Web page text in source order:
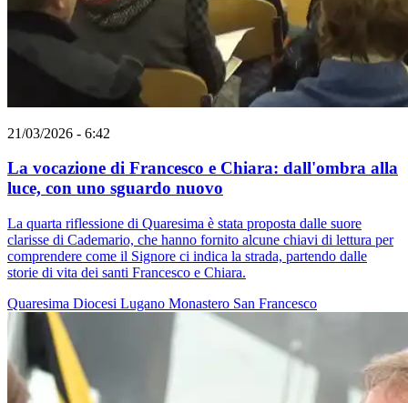
21/03/2026 - 6:42
La vocazione di Francesco e Chiara: dall'ombra alla
luce, con uno sguardo nuovo
La quarta riflessione di Quaresima è stata proposta dalle suore
clarisse di Cademario, che hanno fornito alcune chiavi di lettura per
comprendere come il Signore ci indica la strada, partendo dalle
storie di vita dei santi Francesco e Chiara.
Quaresima Diocesi Lugano Monastero San Francesco